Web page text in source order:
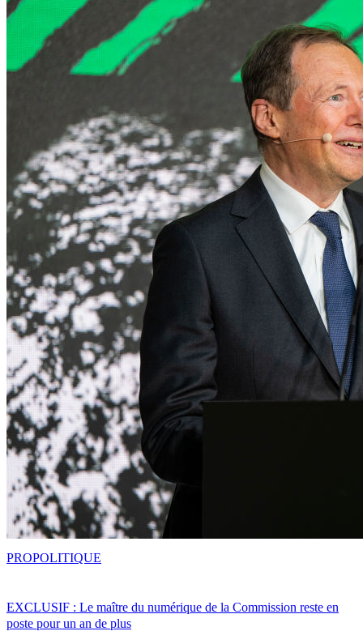
EXCLUSIF : Le maître du numérique de la Commission reste en
poste pour un an de plus
PROPOLITIQUE